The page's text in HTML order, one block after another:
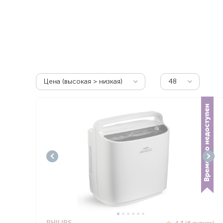
Цена (высокая > низкая) 48